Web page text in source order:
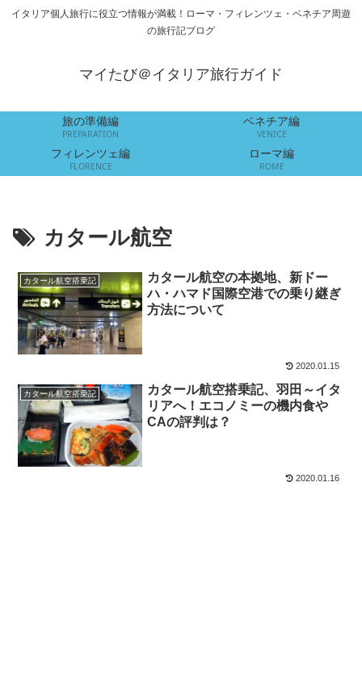
イタリア個人旅行に役立つ情報が満載！ローマ・フィレンツェ・ベネチア周遊
の旅行記ブログ
マイたび＠イタリア旅行ガイド
旅の準備編
PREPARATION
ベネチア編
VENICE
フィレンツェ編
FLORENCE
ローマ編
ROME
カタール航空
カタール航空搭乗記
カタール航空の本拠地、新ドー
ハ・ハマド国際空港での乗り継ぎ
方法について
2020.01.15
カタール航空搭乗記
カタール航空搭乗記、羽田～イタ
リアへ！エコノミーの機内食や
CAの評判は？
2020.01.16